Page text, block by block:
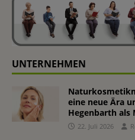
UNTERNEHMEN
eine neue Ära
Hegenbarth als
22. Juli 2026